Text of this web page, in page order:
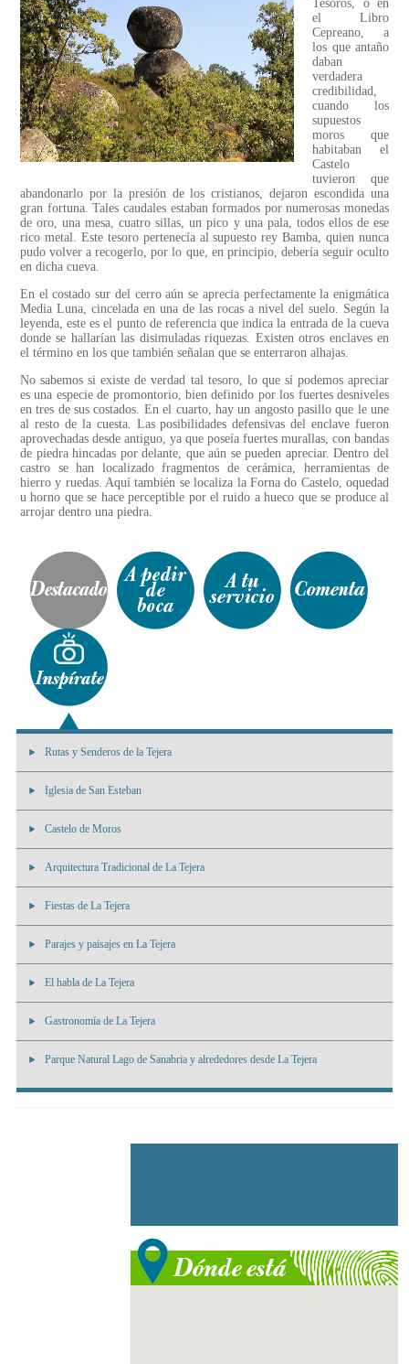
Tesoros, o en
el Libro
Cepreano, a
los que antaño
daban
verdadera
credibilidad,
cuando los
supuestos
moros que
habitaban el
Castelo
tuvieron que
abandonarlo por la presión de los cristianos, dejaron escondida una
gran fortuna. Tales caudales estaban formados por numerosas monedas
de oro, una mesa, cuatro sillas, un pico y una pala, todos ellos de ese
rico metal. Este tesoro pertenecía al supuesto rey Bamba, quien nunca
pudo volver a recogerlo, por lo que, en principio, debería seguir oculto
en dicha cueva.
En el costado sur del cerro aún se aprecia perfectamente la enigmática
Media Luna, cincelada en una de las rocas a nivel del suelo. Según la
leyenda, este es el punto de referencia que indica la entrada de la cueva
donde se hallarían las disimuladas riquezas. Existen otros enclaves en
el término en los que también señalan que se enterraron alhajas.
No sabemos si existe de verdad tal tesoro, lo que sí podemos apreciar
es una especie de promontorio, bien definido por los fuertes desniveles
en tres de sus costados. En el cuarto, hay un angosto pasillo que le une
al resto de la cuesta. Las posibilidades defensivas del enclave fueron
aprovechadas desde antiguo, ya que poseía fuertes murallas, con bandas
de piedra hincadas por delante, que aún se pueden apreciar. Dentro del
castro se han localizado fragmentos de cerámica, herramientas de
hierro y ruedas. Aquí también se localiza la Forna do Castelo, oquedad
u horno que se hace perceptible por el ruido a hueco que se produce al
arrojar dentro una piedra.
Rutas y Senderos de la Tejera
Iglesia de San Esteban
Castelo de Moros
Arquitectura Tradicional de La Tejera
Fiestas de La Tejera
Parajes y paisajes en La Tejera
El habla de La Tejera
Gastronomía de La Tejera
Parque Natural Lago de Sanabria y alrededores desde La Tejera